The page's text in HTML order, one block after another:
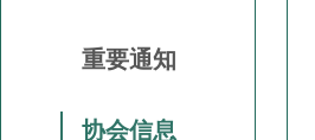
重要通知
协会信息